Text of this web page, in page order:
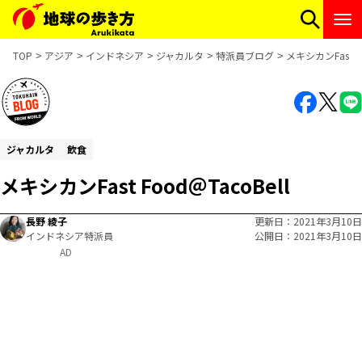
TOP アジア インドネシア ジャカルタ 特派員ブログ メキシカンFast
ジャカルタ 飲食
メキシカンFast Food＠TacoBell
長野 綾子
インドネシア特派員
更新日
2021年3月10日
公開日
2021年3月10日
AD